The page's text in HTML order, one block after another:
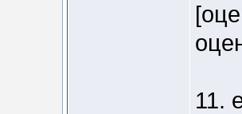
11.